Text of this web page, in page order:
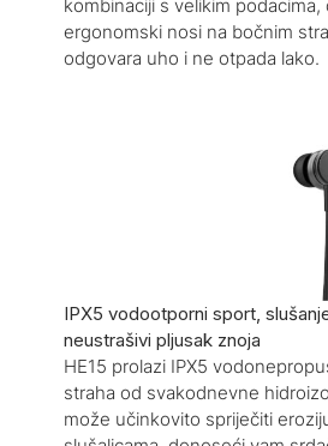
kombinaciji s velikim podacima,
ergonomski nosi na bočnim
odgovara uho i ne otpada lako.
IPX5 vodootporni sport,
neustrašivi pljusak znoja
HE15 prolazi IPX5
straha od svakodnevne
može učinkovito spriječiti